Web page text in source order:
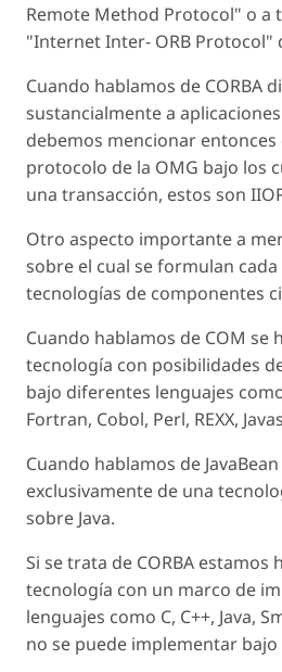
Remote Method Protocol" o a
"Internet Inter- ORB Protocol"
Cuando hablamos de CORBA
sustancialmente a
debemos mencionar
protocolo de la OMG bajo los
una transacción, estos son
Otro aspecto importante a
sobre el cual se formulan cada
tecnologías de componentes
Cuando hablamos de COM se
tecnología con posibilidades
bajo diferentes lenguajes como
Fortran, Cobol, Perl, REXX,
Cuando hablamos de
exclusivamente de una
sobre Java.
Si se trata de CORBA estamos
tecnología con un marco de
lenguajes como C, C++, Java,
no se puede implementar